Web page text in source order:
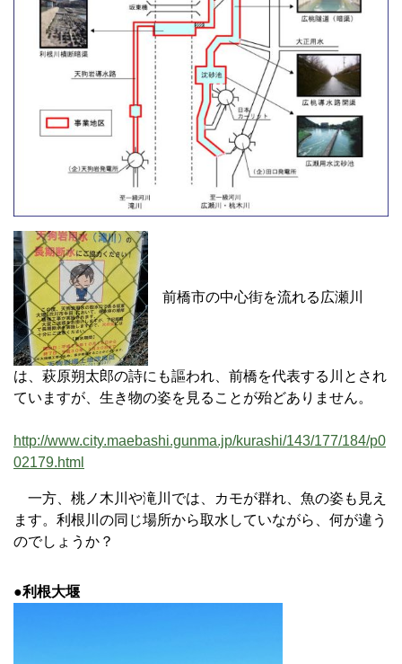
前橋市の中心街を流れる広瀬川
は、萩原朔太郎の詩にも謳われ、前橋を代表する川とされ
ていますが、生き物の姿を見ることが殆どありません。
http://www.city.maebashi.gunma.jp/kurashi/143/177/184/p0
02179.html
一方、桃ノ木川や滝川では、カモが群れ、魚の姿も見え
ます。利根川の同じ場所から取水していながら、何が違う
のでしょうか？
●利根大堰